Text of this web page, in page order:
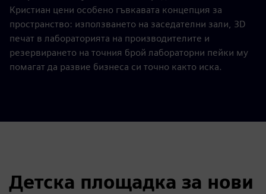
Кристиан цени особено гъвкавата концепция за
пространство: използването на заседателни зали, 3D
печат в лабораторията на производителите и
резервирането на точния брой лабораторни пейки му
помагат да развие бизнеса си точно както иска.
Детска площадка за нови